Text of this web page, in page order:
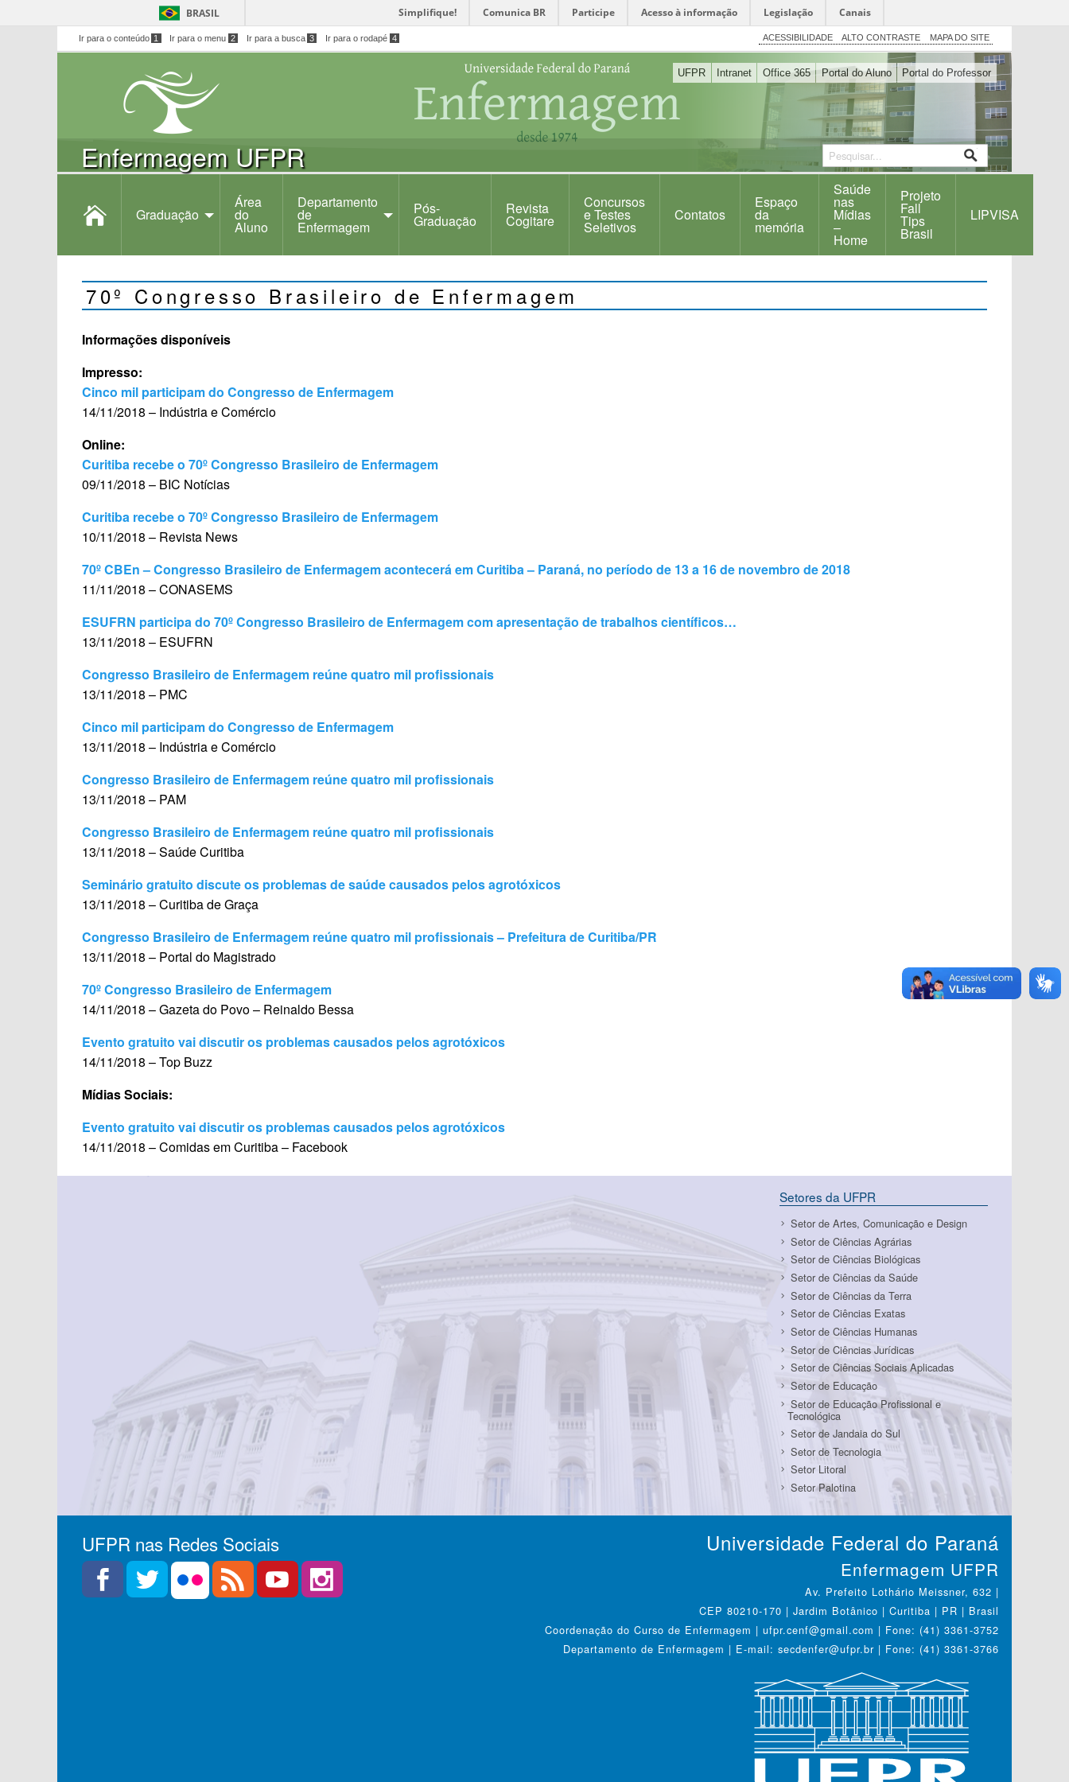
BRASIL Simplifique! Comunica BR Participe Acesso à informação Legislação Canais
Ir para o conteúdo 1 Ir para o menu 2 Ir para a busca 3 Ir para o rodapé 4 ACESSIBILIDADE ALTO CONTRASTE MAPA DO SITE
UFPR Intranet Office 365 Portal do Aluno Portal do Professor
Enfermagem UFPR
Graduação
Área
do
Aluno
Departamento
de
Enfermagem
Pós-
Graduação
Revista
Cogitare
Concursos
e Testes
Seletivos
Contatos
Espaço
da
memória
Saúde
nas
Mídias
–
Home
Projeto
Fall
Tips
Brasil
LIPVISA
70º Congresso Brasileiro de Enfermagem
Informações disponíveis
Impresso:
Cinco mil participam do Congresso de Enfermagem
14/11/2018 – Indústria e Comércio
Online:
Curitiba recebe o 70º Congresso Brasileiro de Enfermagem
09/11/2018 – BIC Notícias
Curitiba recebe o 70º Congresso Brasileiro de Enfermagem
10/11/2018 – Revista News
70º CBEn – Congresso Brasileiro de Enfermagem acontecerá em Curitiba – Paraná, no período de 13 a 16 de novembro de 2018
11/11/2018 – CONASEMS
ESUFRN participa do 70º Congresso Brasileiro de Enfermagem com apresentação de trabalhos científicos…
13/11/2018 – ESUFRN
Congresso Brasileiro de Enfermagem reúne quatro mil profissionais
13/11/2018 – PMC
Cinco mil participam do Congresso de Enfermagem
13/11/2018 – Indústria e Comércio
Congresso Brasileiro de Enfermagem reúne quatro mil profissionais
13/11/2018 – PAM
Congresso Brasileiro de Enfermagem reúne quatro mil profissionais
13/11/2018 – Saúde Curitiba
Seminário gratuito discute os problemas de saúde causados pelos agrotóxicos
13/11/2018 – Curitiba de Graça
Congresso Brasileiro de Enfermagem reúne quatro mil profissionais – Prefeitura de Curitiba/PR
13/11/2018 – Portal do Magistrado
70º Congresso Brasileiro de Enfermagem
14/11/2018 – Gazeta do Povo – Reinaldo Bessa
Evento gratuito vai discutir os problemas causados pelos agrotóxicos
14/11/2018 – Top Buzz
Mídias Sociais:
Evento gratuito vai discutir os problemas causados pelos agrotóxicos
14/11/2018 – Comidas em Curitiba – Facebook
Setores da UFPR
Setor de Artes, Comunicação e Design
Setor de Ciências Agrárias
Setor de Ciências Biológicas
Setor de Ciências da Saúde
Setor de Ciências da Terra
Setor de Ciências Exatas
Setor de Ciências Humanas
Setor de Ciências Jurídicas
Setor de Ciências Sociais Aplicadas
Setor de Educação
Setor de Educação Profissional e
Tecnológica
Setor de Jandaia do Sul
Setor de Tecnologia
Setor Litoral
Setor Palotina
UFPR nas Redes Sociais Universidade Federal do Paraná
Enfermagem UFPR
Av. Prefeito Lothário Meissner, 632 |
CEP 80210-170 | Jardim Botânico | Curitiba | PR | Brasil
Coordenação do Curso de Enfermagem | ufpr.cenf@gmail.com | Fone: (41) 3361-3752
Departamento de Enfermagem | E-mail: secdenfer@ufpr.br | Fone: (41) 3361-3766